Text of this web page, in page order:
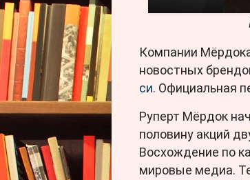
Компании
новостных
си. Официальная
Руперт Мёрдок
половину акций
Восхождение по
мировые медиа.